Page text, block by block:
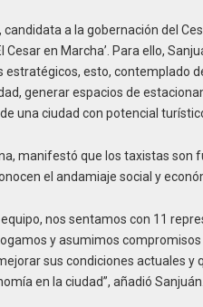
candidata a la gobernación del
Cesar en Marcha’. Para ello,
estratégicos, esto, contemplado
generar espacios de
una ciudad con potencial
manifestó que los taxistas son
el andamiaje social y
nos sentamos con 11
y asumimos
sus condiciones actuales y
en la ciudad”, añadió Sanjuán.